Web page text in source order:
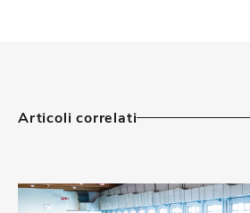
Articoli correlati